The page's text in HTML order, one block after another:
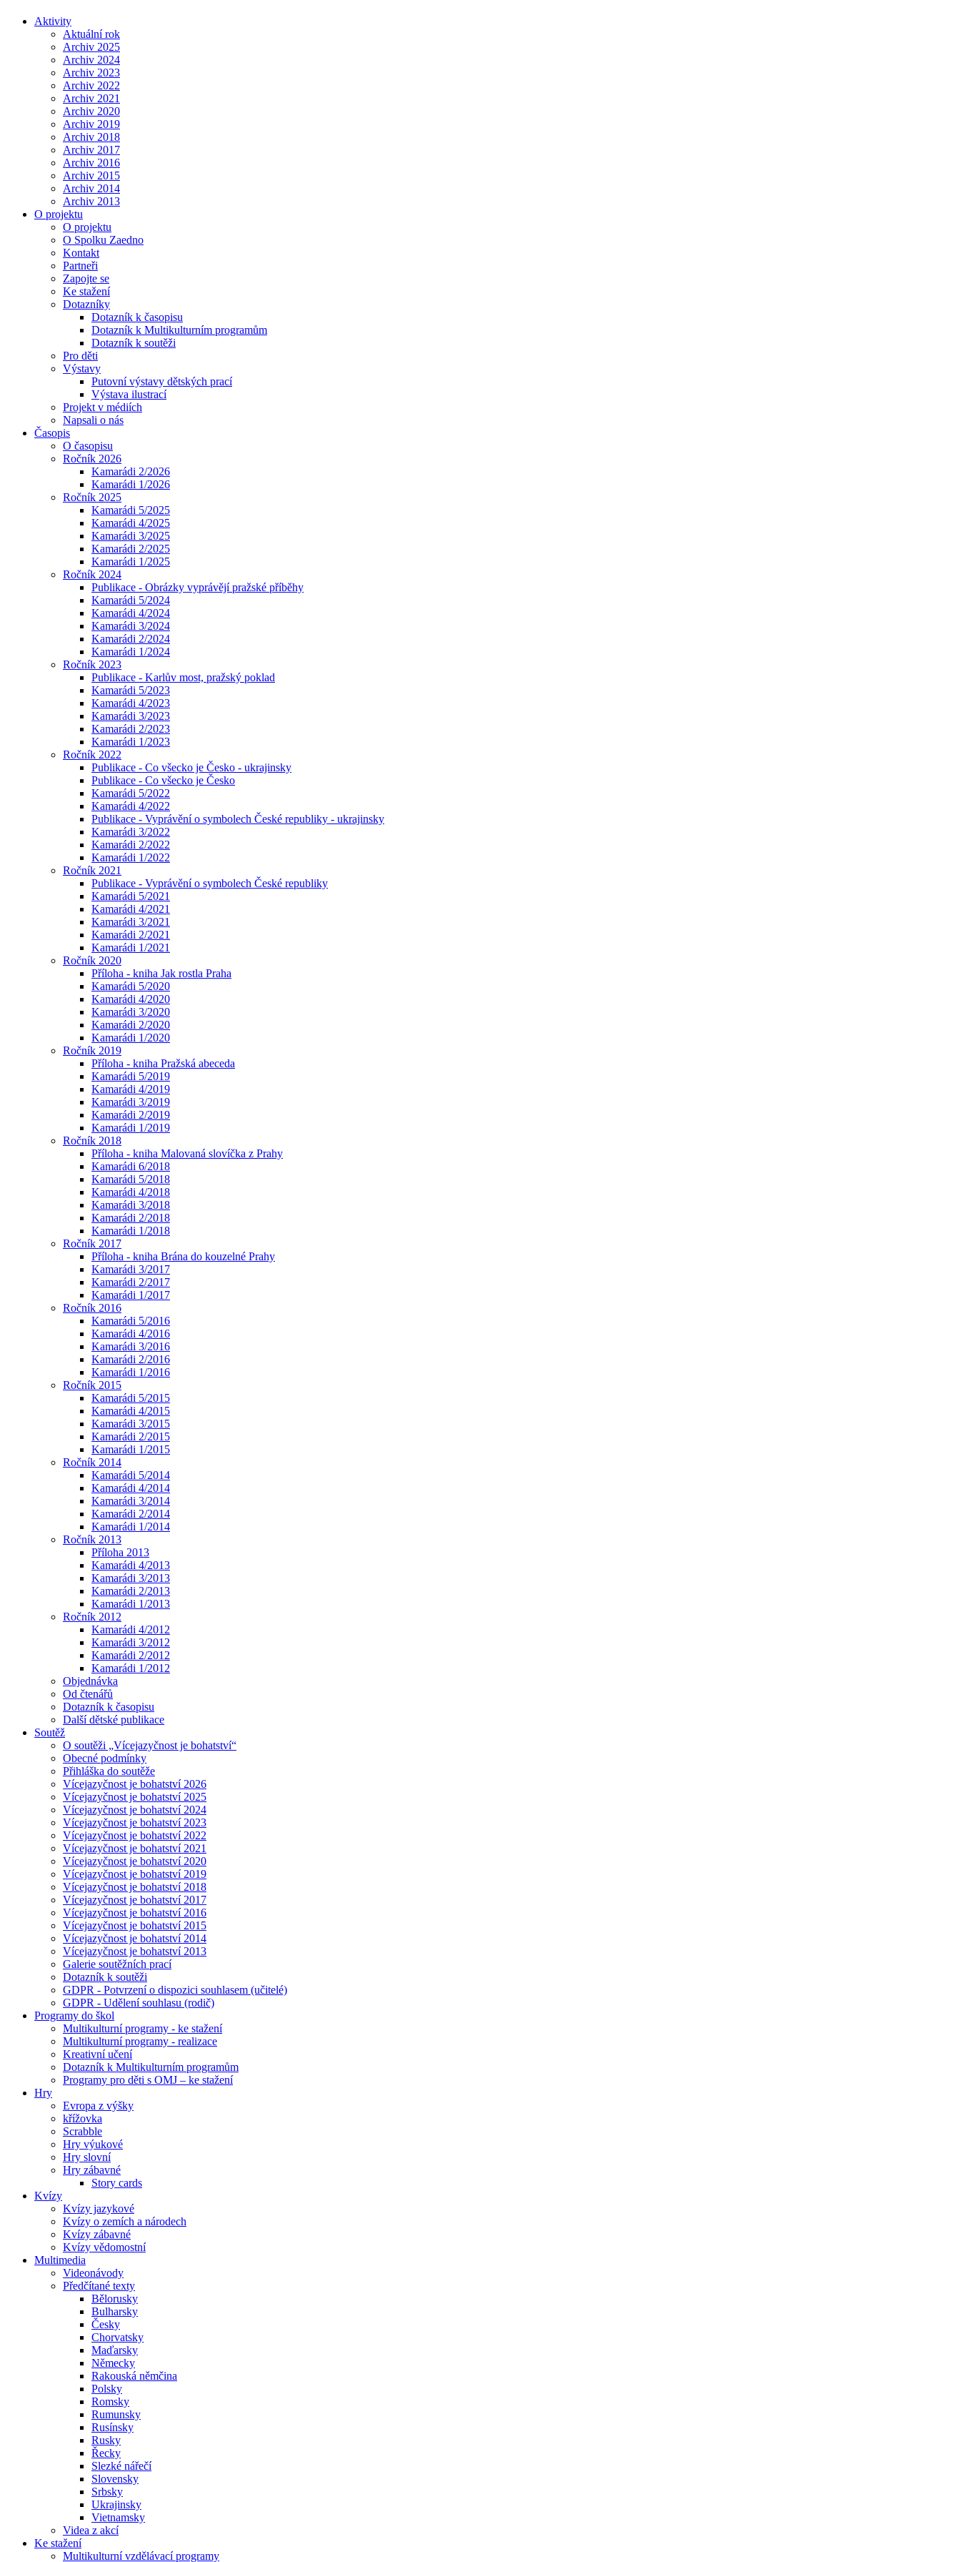
Aktivity
Aktuální rok
Archiv 2025
Archiv 2024
Archiv 2023
Archiv 2022
Archiv 2021
Archiv 2020
Archiv 2019
Archiv 2018
Archiv 2017
Archiv 2016
Archiv 2015
Archiv 2014
Archiv 2013
O projektu
O projektu
O Spolku Zaedno
Kontakt
Partneři
Zapojte se
Ke stažení
Dotazníky
Dotazník k časopisu
Dotazník k Multikulturním programům
Dotazník k soutěži
Pro děti
Výstavy
Putovní výstavy dětských prací
Výstava ilustrací
Projekt v médiích
Napsali o nás
Časopis
O časopisu
Ročník 2026
Kamarádi 2/2026
Kamarádi 1/2026
Ročník 2025
Kamarádi 5/2025
Kamarádi 4/2025
Kamarádi 3/2025
Kamarádi 2/2025
Kamarádi 1/2025
Ročník 2024
Publikace - Obrázky vyprávějí pražské příběhy
Kamarádi 5/2024
Kamarádi 4/2024
Kamarádi 3/2024
Kamarádi 2/2024
Kamarádi 1/2024
Ročník 2023
Publikace - Karlův most, pražský poklad
Kamarádi 5/2023
Kamarádi 4/2023
Kamarádi 3/2023
Kamarádi 2/2023
Kamarádi 1/2023
Ročník 2022
Publikace - Co všecko je Česko - ukrajinsky
Publikace - Co všecko je Česko
Kamarádi 5/2022
Kamarádi 4/2022
Publikace - Vyprávění o symbolech České republiky - ukrajinsky
Kamarádi 3/2022
Kamarádi 2/2022
Kamarádi 1/2022
Ročník 2021
Publikace - Vyprávění o symbolech České republiky
Kamarádi 5/2021
Kamarádi 4/2021
Kamarádi 3/2021
Kamarádi 2/2021
Kamarádi 1/2021
Ročník 2020
Příloha - kniha Jak rostla Praha
Kamarádi 5/2020
Kamarádi 4/2020
Kamarádi 3/2020
Kamarádi 2/2020
Kamarádi 1/2020
Ročník 2019
Příloha - kniha Pražská abeceda
Kamarádi 5/2019
Kamarádi 4/2019
Kamarádi 3/2019
Kamarádi 2/2019
Kamarádi 1/2019
Ročník 2018
Příloha - kniha Malovaná slovíčka z Prahy
Kamarádi 6/2018
Kamarádi 5/2018
Kamarádi 4/2018
Kamarádi 3/2018
Kamarádi 2/2018
Kamarádi 1/2018
Ročník 2017
Příloha - kniha Brána do kouzelné Prahy
Kamarádi 3/2017
Kamarádi 2/2017
Kamarádi 1/2017
Ročník 2016
Kamarádi 5/2016
Kamarádi 4/2016
Kamarádi 3/2016
Kamarádi 2/2016
Kamarádi 1/2016
Ročník 2015
Kamarádi 5/2015
Kamarádi 4/2015
Kamarádi 3/2015
Kamarádi 2/2015
Kamarádi 1/2015
Ročník 2014
Kamarádi 5/2014
Kamarádi 4/2014
Kamarádi 3/2014
Kamarádi 2/2014
Kamarádi 1/2014
Ročník 2013
Příloha 2013
Kamarádi 4/2013
Kamarádi 3/2013
Kamarádi 2/2013
Kamarádi 1/2013
Ročník 2012
Kamarádi 4/2012
Kamarádi 3/2012
Kamarádi 2/2012
Kamarádi 1/2012
Objednávka
Od čtenářů
Dotazník k časopisu
Další dětské publikace
Soutěž
O soutěži „Vícejazyčnost je bohatství“
Obecné podmínky
Přihláška do soutěže
Vícejazyčnost je bohatství 2026
Vícejazyčnost je bohatství 2025
Vícejazyčnost je bohatství 2024
Vícejazyčnost je bohatství 2023
Vícejazyčnost je bohatství 2022
Vícejazyčnost je bohatství 2021
Vícejazyčnost je bohatství 2020
Vícejazyčnost je bohatství 2019
Vícejazyčnost je bohatství 2018
Vícejazyčnost je bohatství 2017
Vícejazyčnost je bohatství 2016
Vícejazyčnost je bohatství 2015
Vícejazyčnost je bohatství 2014
Vícejazyčnost je bohatství 2013
Galerie soutěžních prací
Dotazník k soutěži
GDPR - Potvrzení o dispozici souhlasem (učitelé)
GDPR - Udělení souhlasu (rodič)
Programy do škol
Multikulturní programy - ke stažení
Multikulturní programy - realizace
Kreativní učení
Dotazník k Multikulturním programům
Programy pro děti s OMJ – ke stažení
Hry
Evropa z výšky
křížovka
Scrabble
Hry výukové
Hry slovní
Hry zábavné
Story cards
Kvízy
Kvízy jazykové
Kvízy o zemích a národech
Kvízy zábavné
Kvízy vědomostní
Multimedia
Videonávody
Předčítané texty
Bělorusky
Bulharsky
Česky
Chorvatsky
Maďarsky
Německy
Rakouská němčina
Polsky
Romsky
Rumunsky
Rusínsky
Rusky
Řecky
Slezké nářečí
Slovensky
Srbsky
Ukrajinsky
Vietnamsky
Videa z akcí
Ke stažení
Multikulturní vzdělávací programy